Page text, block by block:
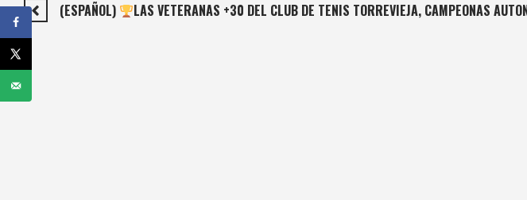
(ESPAÑOL)
LAS VETERANAS +30 DEL CLUB DE TENIS TORREVIEJA, CAMPEONAS